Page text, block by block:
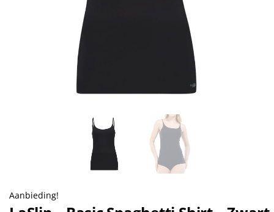
Aanbieding!